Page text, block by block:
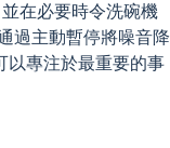
在必要時令洗碗機
過主動暫停將噪音降
以專注於最重要的事